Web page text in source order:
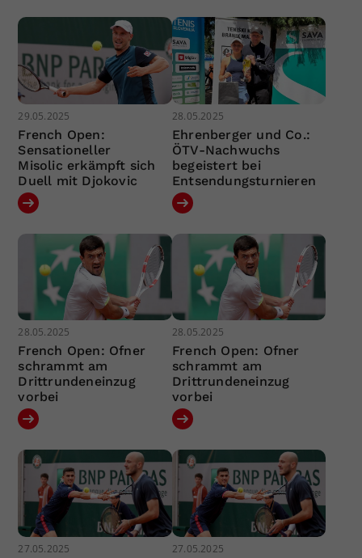
29.05.2025
French Open:
Sensationeller
Misolic erkämpft sich
Duell mit Djokovic
28.05.2025
Ehrenberger und Co.:
ÖTV-Nachwuchs
begeistert bei
Entsendungsturnieren
28.05.2025
French Open: Ofner
schrammt am
Drittrundeneinzug
vorbei
28.05.2025
French Open: Ofner
schrammt am
Drittrundeneinzug
vorbei
27.05.2025 27.05.2025